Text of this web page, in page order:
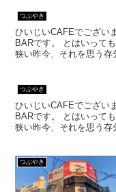
つぶやき
ひいじいCAFEでござい
BARです。 とはいって
狭い昨今、それを思う
つぶやき
ひいじいCAFEでござい
BARです。 とはいって
狭い昨今、それを思う存
つぶやき